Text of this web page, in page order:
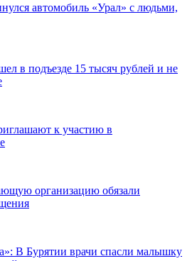
автомобиль «Урал» с людьми,
в подъезде 15 тысяч рублей и не
к участию в
организацию обязали
В Бурятии врачи спасли малышку